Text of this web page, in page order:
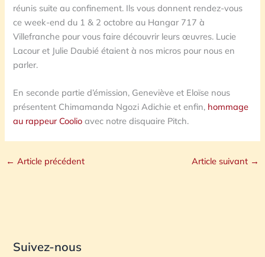
réunis suite au confinement. Ils vous donnent rendez-vous
ce week-end du 1 & 2 octobre au Hangar 717 à
Villefranche pour vous faire découvrir leurs œuvres. Lucie
Lacour et Julie Daubié étaient à nos micros pour nous en
parler.
En seconde partie d’émission, Geneviève et Eloïse nous
présentent Chimamanda Ngozi Adichie et enfin, hommage
au rappeur Coolio avec notre disquaire Pitch.
← Article précédent Article suivant →
Suivez-nous